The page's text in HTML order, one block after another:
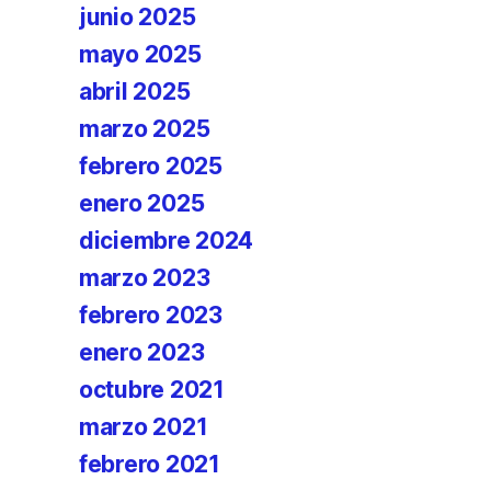
junio 2025
mayo 2025
abril 2025
marzo 2025
febrero 2025
enero 2025
diciembre 2024
marzo 2023
febrero 2023
enero 2023
octubre 2021
marzo 2021
febrero 2021